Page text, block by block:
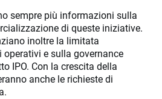
sempre più informazioni sulla
di queste iniziative.
inoltre la limitata
e sulla governance
IPO. Con la crescita della
anche le richieste di